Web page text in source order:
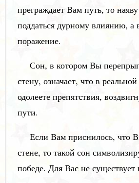
преграждает Вам путь, то
поддаться дурному влиянию, а
поражение.
Сон, в котором Вы
стену, означает, что в
одолеете препятствия,
пути.
Если Вам приснилось, что
стене, то такой сон
победе. Для Вас не